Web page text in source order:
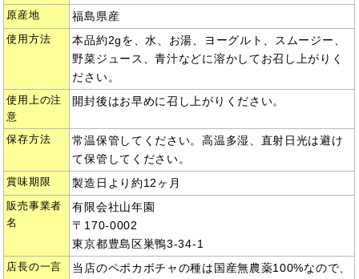
原産地 福島県産
使用方法
本品約2gを、水、お湯、ヨーグルト、スムージー、
野菜ジュース、青汁などに溶かしてお召し上がりく
ださい。
使用上の注
意
開封後はお早めに召し上がりください。
保存方法
常温保管してください。高温多湿、直射日光は避け
て保管してください。
賞味期限 製造日より約12ヶ月
販売事業者
名
有限会社山年園
〒170-0002
東京都豊島区巣鴨3-34-1
店長の一言
当店のペポカボチャの種は国産無農薬100%なので、